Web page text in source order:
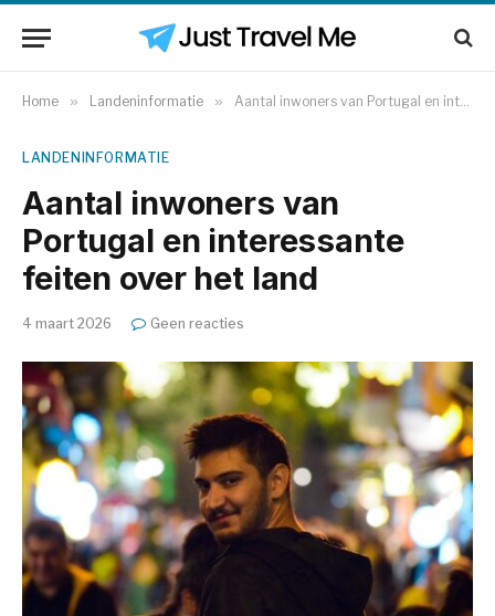
Home » Landeninformatie » Aantal inwoners van Portugal en interessante feiten over het land
LANDENINFORMATIE
Aantal inwoners van
Portugal en interessante
feiten over het land
4 maart 2026 Geen reacties